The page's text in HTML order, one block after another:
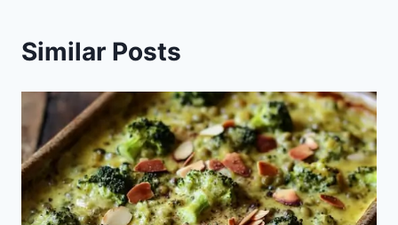
Similar Posts